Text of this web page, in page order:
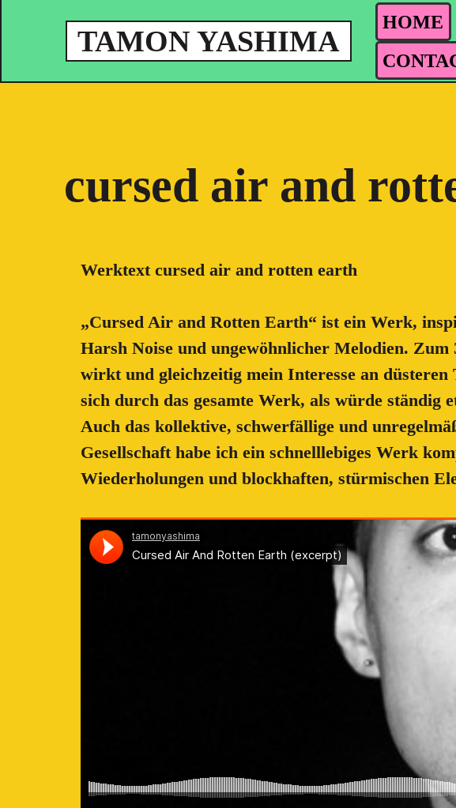
TAMON YASHIMA
HOME
cursed air and
Werktext cursed air and rotten earth
„Cursed Air and Rotten Earth“ ist ein Werk,
Harsh Noise und ungewöhnlicher Melodien.
wirkt und gleichzeitig mein Interesse an
sich durch das gesamte Werk, als würde ständig
Auch das kollektive, schwerfällige und
Gesellschaft habe ich ein schnelllebiges Werk
Wiederholungen und blockhaften, stürmischen